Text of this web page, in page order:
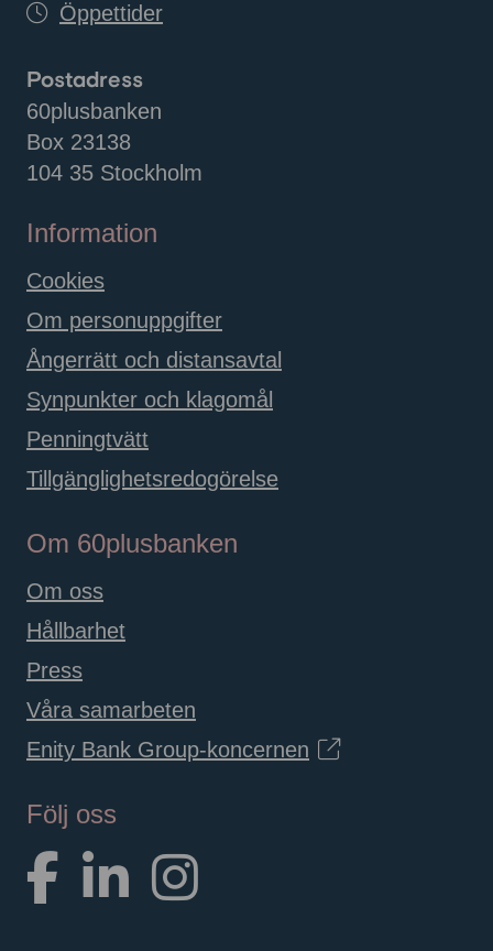
Öppettider
Postadress
60plusbanken
Box 23138
104 35 Stockholm
Information
Cookies
Om personuppgifter
Ångerrätt och distansavtal
Synpunkter och klagomål
Penningtvätt
Tillgänglighetsredogörelse
Om 60plusbanken
Om oss
Hållbarhet
Press
Våra samarbeten
Enity Bank Group-koncernen
Följ oss